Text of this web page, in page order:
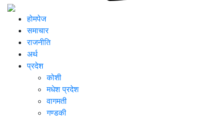
होमपेज
समाचार
राजनीति
अर्थ
प्रदेश
कोशी
मधेश प्रदेश
वागमती
गण्डकी